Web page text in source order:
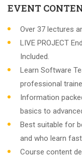
EVENT
Over 37 lectures
LIVE PROJECT
Included.
Learn Software
professional
Information
basics to
Best suitable for
and who learn
Course content